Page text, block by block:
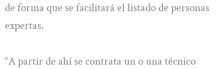
de forma que se facilitará el listado de personas
expertas.
“A partir de ahí se contrata un o una técnico